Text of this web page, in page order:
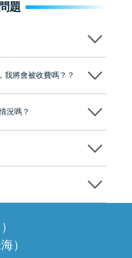
題
諾貝爾種植系統全球放心植牙中
客，受到粵港澳大灣區及周邊城
可以隨時預約免費咨詢，讓人十
我將會被收費嗎？？
況嗎？
取費用，而匯率會及時告知客人
）